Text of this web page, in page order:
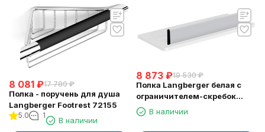
8 081 ₽17 780 ₽
Полка - поручень для душа
Langberger Footrest 72155
5.0 1
В наличии
8 873 ₽19 530 ₽
Полка Langberger белая с
ограничителем-скребок
73351-WH
В наличии